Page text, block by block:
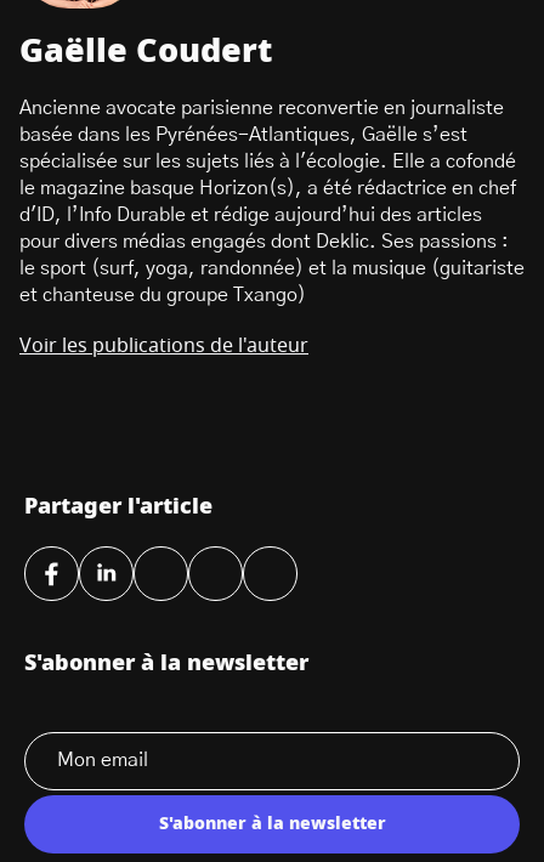
Gaëlle Coudert
Ancienne avocate parisienne reconvertie en journaliste
basée dans les Pyrénées-Atlantiques, Gaëlle s’est
spécialisée sur les sujets liés à l'écologie. Elle a cofondé
le magazine basque Horizon(s), a été rédactrice en chef
d'ID, l’Info Durable et rédige aujourd’hui des articles
pour divers médias engagés dont Deklic. Ses passions :
le sport (surf, yoga, randonnée) et la musique (guitariste
et chanteuse du groupe Txango)
Voir les publications de l'auteur
Partager l'article
S'abonner à la newsletter
S'abonner à la newsletter